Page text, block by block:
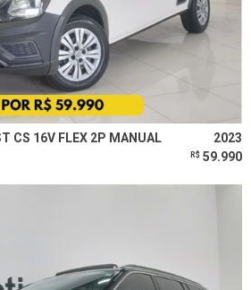
CS 16V FLEX 2P MANUAL 2023
R$ 59.990